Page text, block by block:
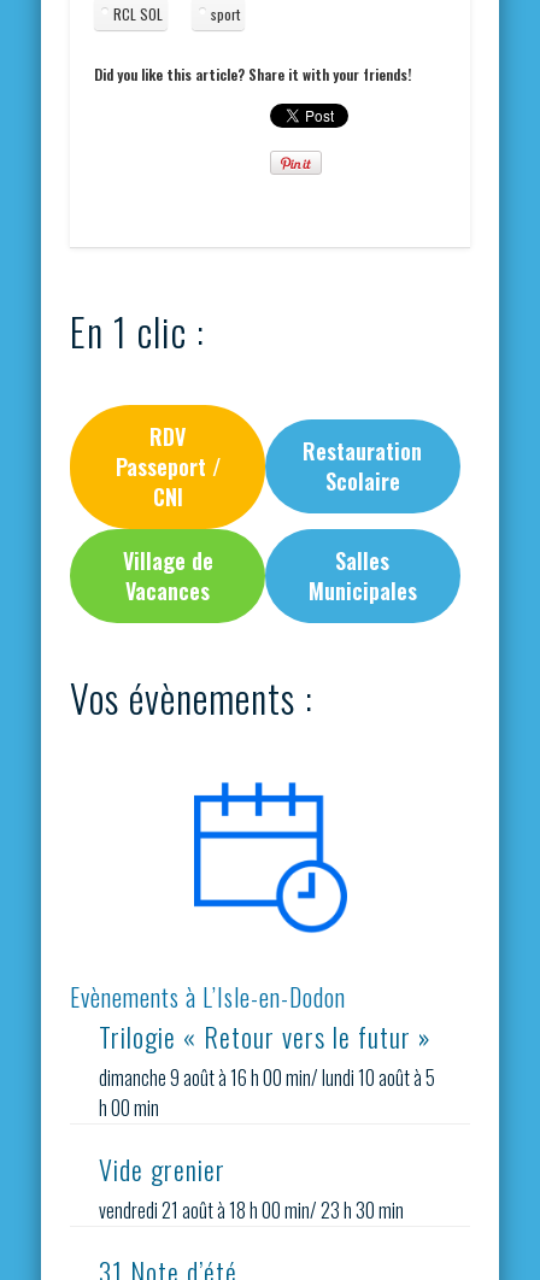
RCL SOL sport
Did you like this article? Share it with your friends!
En 1 clic :
RDV
Passeport /
CNI
Restauration
Scolaire
Village de
Vacances
Salles
Municipales
Vos évènements :
Evènements à L’Isle-en-Dodon
Trilogie « Retour vers le futur »
dimanche 9 août à 16 h 00 min/lundi 10 août à 5
h 00 min
Vide grenier
vendredi 21 août à 18 h 00 min/23 h 30 min
31 Note d’été